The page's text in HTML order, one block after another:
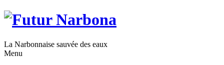
La Narbonnaise sauvée des eaux
Menu